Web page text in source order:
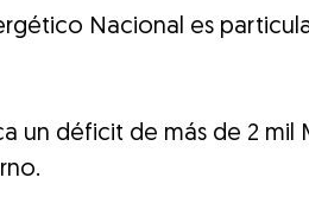
Nacional es
un déficit de más de 2 mil